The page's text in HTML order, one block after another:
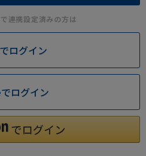
連携設定済みの方は
ログイン
ログイン